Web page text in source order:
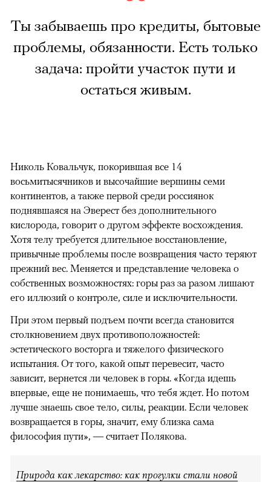
Ты забываешь про кредиты, бытовые
проблемы, обязанности. Есть только
задача: пройти участок пути и
остаться живым.
Николь Ковальчук, покорившая все 14
восьмитысячников и высочайшие вершины семи
континентов, а также первой среди россиянок
поднявшаяся на Эверест без дополнительного
кислорода, говорит о другом эффекте восхождения.
Хотя телу требуется длительное восстановление,
привычные проблемы после возвращения часто теряют
прежний вес. Меняется и представление человека о
собственных возможностях: горы раз за разом лишают
его иллюзий о контроле, силе и исключительности.
При этом первый подъем почти всегда становится
столкновением двух противоположностей:
эстетического восторга и тяжелого физического
испытания. От того, какой опыт перевесит, часто
зависит, вернется ли человек в горы. «Когда идешь
впервые, еще не понимаешь, что тебя ждет. Но потом
лучше знаешь свое тело, силы, реакции. Если человек
возвращается в горы, значит, ему близка сама
философия пути», — считает Полякова.
Природа как лекарство: как прогулки стали новой